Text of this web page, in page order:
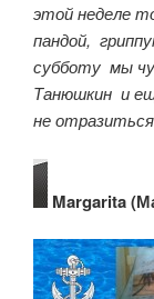
этой неделе
пандой,
субботу мы
Танюшкин и
не
Margarita